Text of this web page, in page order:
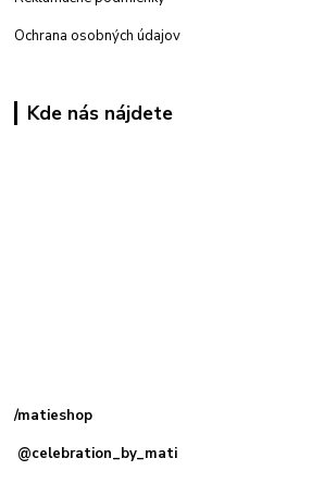
Ochrana osobných údajov
Kde nás nájdete
/matieshop
@celebration_by_mati